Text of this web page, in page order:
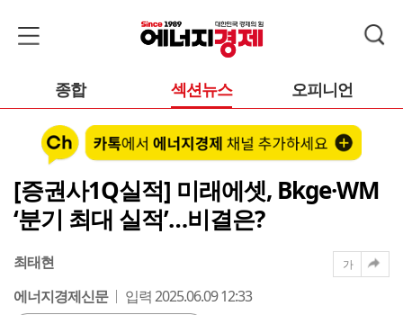
종합 섹션뉴스 오피니언
[증권사1Q실적] 미래에셋, Bkge·WM
‘분기 최대 실적’…비결은?
최태현
에너지경제신문
입력 2025.06.09 12:33
가